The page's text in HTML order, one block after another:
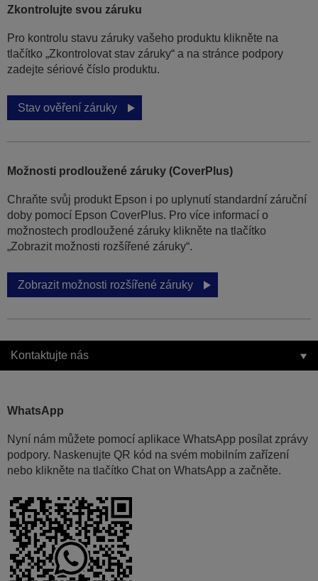
Zkontrolujte svou záruku
Pro kontrolu stavu záruky vašeho produktu klikněte na
tlačítko „Zkontrolovat stav záruky“ a na stránce podpory
zadejte sériové číslo produktu.
Stav ověření záruky
Možnosti prodloužené záruky (CoverPlus)
Chraňte svůj produkt Epson i po uplynutí standardní záruční
doby pomocí Epson CoverPlus. Pro více informací o
možnostech prodloužené záruky klikněte na tlačítko
„Zobrazit možnosti rozšířené záruky“.
Zobrazit možnosti rozšířené záruky
Kontaktujte nás
WhatsApp
Nyní nám můžete pomocí aplikace WhatsApp posílat zprávy
podpory. Naskenujte QR kód na svém mobilním zařízení
nebo klikněte na tlačítko Chat on WhatsApp a začněte.